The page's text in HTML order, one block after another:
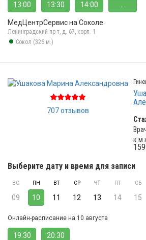
13:00 13:30 14:00
МедЦентрСервис на Соколе
Ленинградский пр-т, д. 67, корп. 1
Сокол (326 м.)
707 отзывов
Выберите дату и время для записи
ВС
09
ПН
10
ВТ
11
СР
12
ЧТ
13
ПТ
14
СБ
15
Онлайн-расписание на 10 августа
19:30 20:30